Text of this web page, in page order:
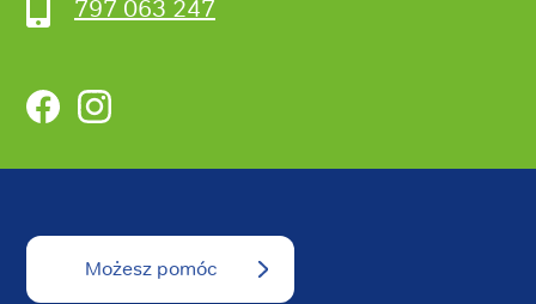
797 063 247
FacebookInstagram
Możesz pomóc